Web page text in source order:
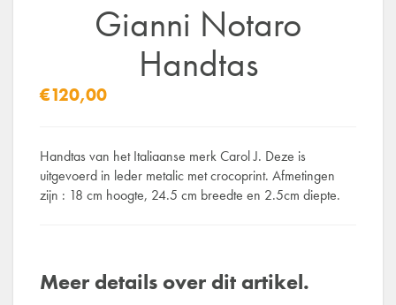
Gianni Notaro
Handtas
€120,00
Handtas van het Italiaanse merk Carol J. Deze is
uitgevoerd in leder metalic met crocoprint. Afmetingen
zijn : 18 cm hoogte, 24.5 cm breedte en 2.5cm diepte.
Meer details over dit artikel.